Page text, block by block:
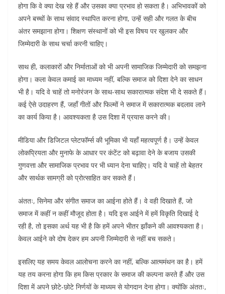
होगा कि वे क्या देख रहे हैं और उसका क्या प्रभाव हो सकता है। अभिभावकों को
अपने बच्चों के साथ संवाद स्थापित करना होगा, उन्हें सही और गलत के बीच
अंतर समझाना होगा। शिक्षण संस्थानों को भी इस विषय पर खुलकर और
जिम्मेदारी के साथ चर्चा करनी चाहिए।
साथ ही, कलाकारों और निर्माताओं को भी अपनी सामाजिक जिम्मेदारी को समझना
होगा। कला केवल कमाई का माध्यम नहीं, बल्कि समाज को दिशा देने का साधन
भी है। यदि वे चाहें तो मनोरंजन के साथ-साथ सकारात्मक संदेश भी दे सकते हैं।
कई ऐसे उदाहरण हैं, जहाँ गीतों और फिल्मों ने समाज में सकारात्मक बदलाव लाने
का कार्य किया है। आवश्यकता है उस दिशा में प्रयास करने की।
मीडिया और डिजिटल प्लेटफॉर्म्स की भूमिका भी यहाँ महत्वपूर्ण है। उन्हें केवल
लोकप्रियता और मुनाफे के आधार पर कंटेंट को बढ़ावा देने के बजाय उसकी
गुणवत्ता और सामाजिक प्रभाव पर भी ध्यान देना चाहिए। यदि वे चाहें तो बेहतर
और सार्थक सामग्री को प्रोत्साहित कर सकते हैं।
अंततः, सिनेमा और संगीत समाज का आईना होते हैं। वे वही दिखाते हैं, जो
समाज में कहीं न कहीं मौजूद होता है। यदि इस आईने में हमें विकृति दिखाई दे
रही है, तो इसका अर्थ यह भी है कि हमें अपने भीतर झाँकने की आवश्यकता है।
केवल आईने को दोष देकर हम अपनी जिम्मेदारी से नहीं बच सकते।
इसलिए यह समय केवल आलोचना करने का नहीं, बल्कि आत्ममंथन का है। हमें
यह तय करना होगा कि हम किस प्रकार के समाज की कल्पना करते हैं और उस
दिशा में अपने छोटे-छोटे निर्णयों के माध्यम से योगदान देना होगा। क्योंकि अंततः,